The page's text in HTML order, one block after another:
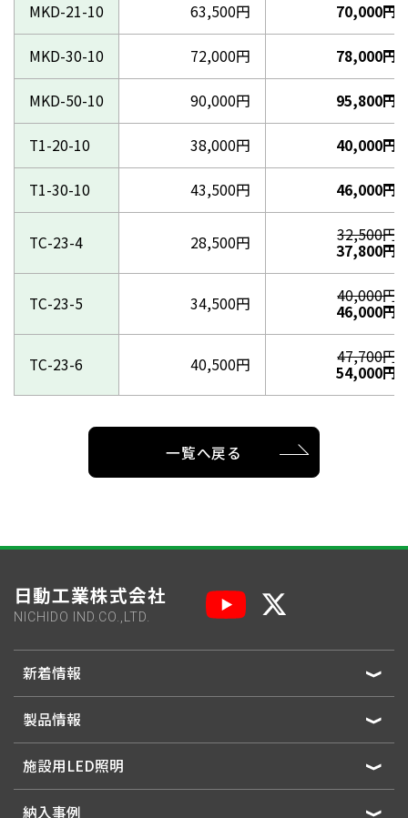
MKD-21-10 63,500円 70,000円
MKD-30-10 72,000円 78,000円
MKD-50-10 90,000円 95,800円
T1-20-10 38,000円 40,000円
T1-30-10 43,500円 46,000円
TC-23-4 28,500円 32,500円
37,800円
TC-23-5 34,500円 40,000円
46,000円
TC-23-6 40,500円 47,700円
54,000円
一覧へ戻る
日動工業株式会社
NICHIDO IND.CO.,LTD.
新着情報
製品情報
施設用LED照明
納入事例